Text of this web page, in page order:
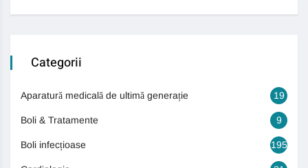
Categorii
Aparatură medicală de ultimă generație 19
Boli & Tratamente 9
Boli infecțioase 195